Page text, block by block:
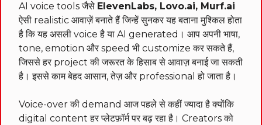
AI voice tools जैसे ElevenLabs, Lovo.ai, Murf.ai
ऐसी realistic आवाज़ें बनाते हैं जिन्हें सुनकर यह बताना मुश्किल होता
है कि यह असली voice है या AI generated। आप अपनी भाषा,
tone, emotion और speed भी customize कर सकते हैं,
जिससे हर project की जरूरत के हिसाब से आवाज़ बनाई जा सकती
है। इससे काम बेहद आसान, तेज़ और professional हो जाता है।
Voice-over की demand आज पहले से कहीं ज्यादा है क्योंकि
digital content हर प्लेटफ़ॉर्म पर बढ़ रहा है। Creators को